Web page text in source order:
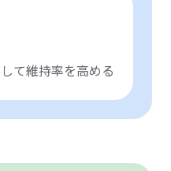
て維持率を高める